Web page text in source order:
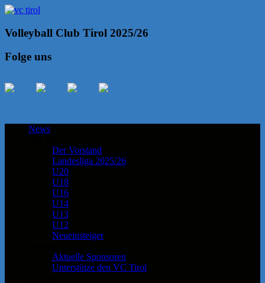
Volleyball Club Tirol 2025/26
Folge uns
News
Der Vorstand
Landesliga 2025/26
U20
U18
U16
U14
U13
U12
Neueinsteiger
Aktuelle Sponsoren
Unterstütze den VC Tirol